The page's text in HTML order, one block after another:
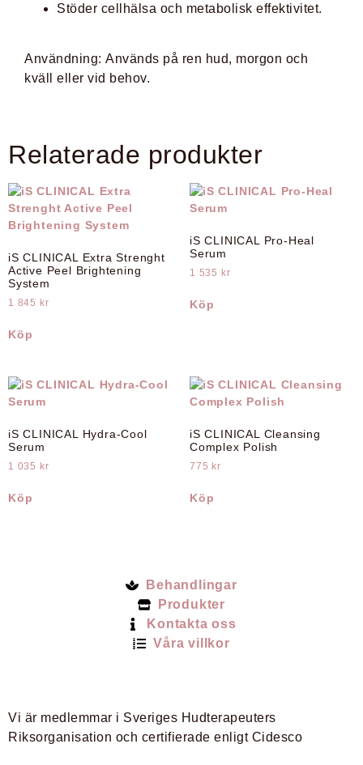
Stöder cellhälsa och metabolisk effektivitet.
Användning: Används på ren hud, morgon och
kväll eller vid behov.
Relaterade produkter
iS CLINICAL Extra Strenght
Active Peel Brightening
System
1 845 kr
Köp
iS CLINICAL Pro-Heal
Serum
1 535 kr
Köp
iS CLINICAL Hydra-Cool
Serum
1 035 kr
Köp
iS CLINICAL Cleansing
Complex Polish
775 kr
Köp
Behandlingar
Produkter
Kontakta oss
Våra villkor
Vi är medlemmar i Sveriges Hudterapeuters
Riksorganisation och certifierade enligt Cidesco